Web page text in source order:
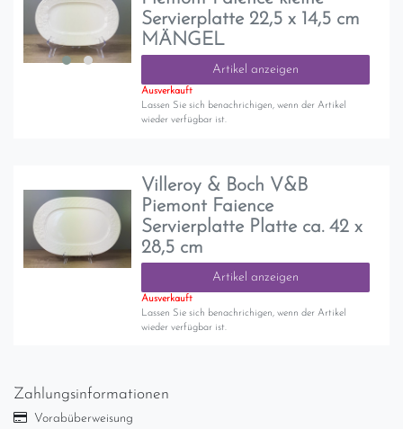
Servierplatte 22,5 x 14,5 cm
MÄNGEL
Artikel anzeigen
Ausverkauft
Lassen Sie sich benachrichigen, wenn der Artikel
wieder verfügbar ist.
Villeroy & Boch V&B
Piemont Faience
Servierplatte Platte ca. 42 x
28,5 cm
Artikel anzeigen
Ausverkauft
Lassen Sie sich benachrichigen, wenn der Artikel
wieder verfügbar ist.
Zahlungsinformationen
Vorabüberweisung